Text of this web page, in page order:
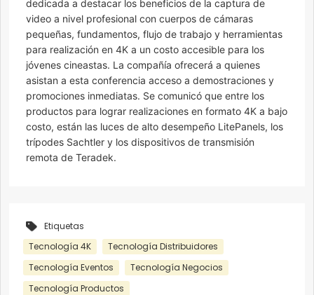
dedicada a destacar los beneficios de la captura de
video a nivel profesional con cuerpos de cámaras
pequeñas, fundamentos, flujo de trabajo y herramientas
para realización en 4K a un costo accesible para los
jóvenes cineastas. La compañía ofrecerá a quienes
asistan a esta conferencia acceso a demostraciones y
promociones inmediatas. Se comunicó que entre los
productos para lograr realizaciones en formato 4K a bajo
costo, están las luces de alto desempeño LitePanels, los
trípodes Sachtler y los dispositivos de transmisión
remota de Teradek.
Etiquetas
Tecnología 4K
Tecnología Distribuidores
Tecnología Eventos
Tecnología Negocios
Tecnología Productos